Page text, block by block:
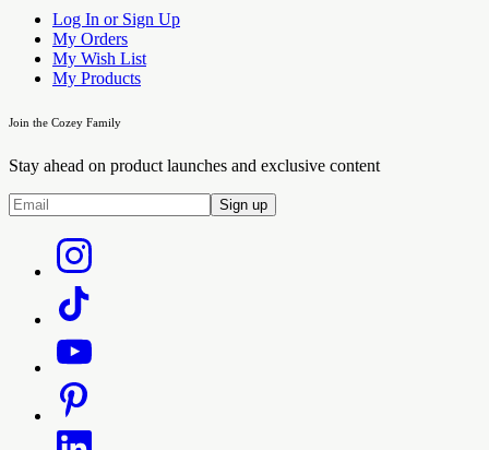
Log In or Sign Up
My Orders
My Wish List
My Products
Join the Cozey Family
Stay ahead on product launches and exclusive content
Sign up